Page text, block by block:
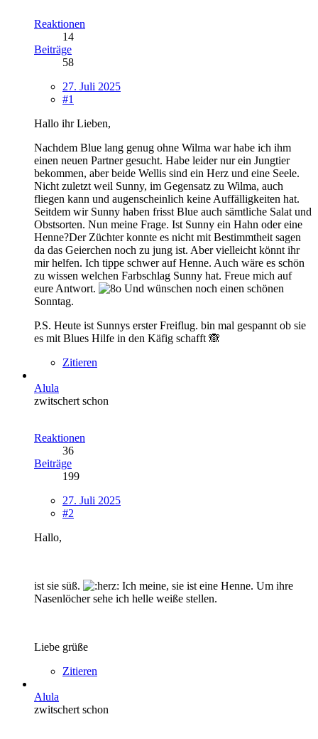
Reaktionen
14
Beiträge
58
27. Juli 2025
#1
Hallo ihr Lieben,
Nachdem Blue lang genug ohne Wilma war habe ich ihm
einen neuen Partner gesucht. Habe leider nur ein Jungtier
bekommen, aber beide Wellis sind ein Herz und eine Seele.
Nicht zuletzt weil Sunny, im Gegensatz zu Wilma, auch
fliegen kann und augenscheinlich keine Auffälligkeiten hat.
Seitdem wir Sunny haben frisst Blue auch sämtliche Salat und
Obstsorten. Nun meine Frage. Ist Sunny ein Hahn oder eine
Henne?Der Züchter konnte es nicht mit Bestimmtheit sagen
da das Geierchen noch zu jung ist. Aber vielleicht könnt ihr
mir helfen. Ich tippe schwer auf Henne. Auch wäre es schön
zu wissen welchen Farbschlag Sunny hat. Freue mich auf
eure Antwort.
Und wünschen noch einen schönen
Sonntag.
P.S. Heute ist Sunnys erster Freiflug. bin mal gespannt ob sie
es mit Blues Hilfe in den Käfig schafft 🙈
Zitieren
Alula
zwitschert schon
Reaktionen
36
Beiträge
199
27. Juli 2025
#2
Hallo,
ist sie süß.
Ich meine, sie ist eine Henne. Um ihre
Nasenlöcher sehe ich helle weiße stellen.
Liebe grüße
Zitieren
Alula
zwitschert schon